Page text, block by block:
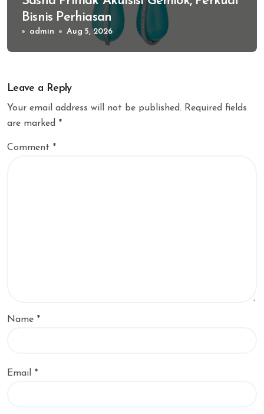
Bisnis Perhiasan
admin Aug 5, 2026
Leave a Reply
Your email address will not be published. Required fields
are marked *
Comment *
Name *
Email *